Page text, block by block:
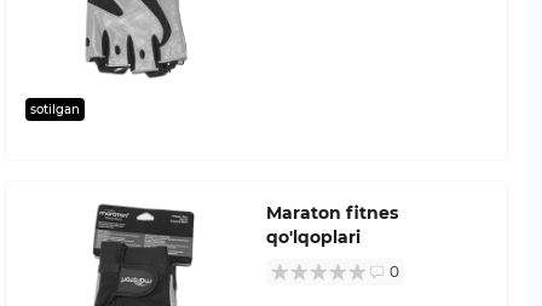
sotilgan
Maraton fitnes
qo'lqoplari
0